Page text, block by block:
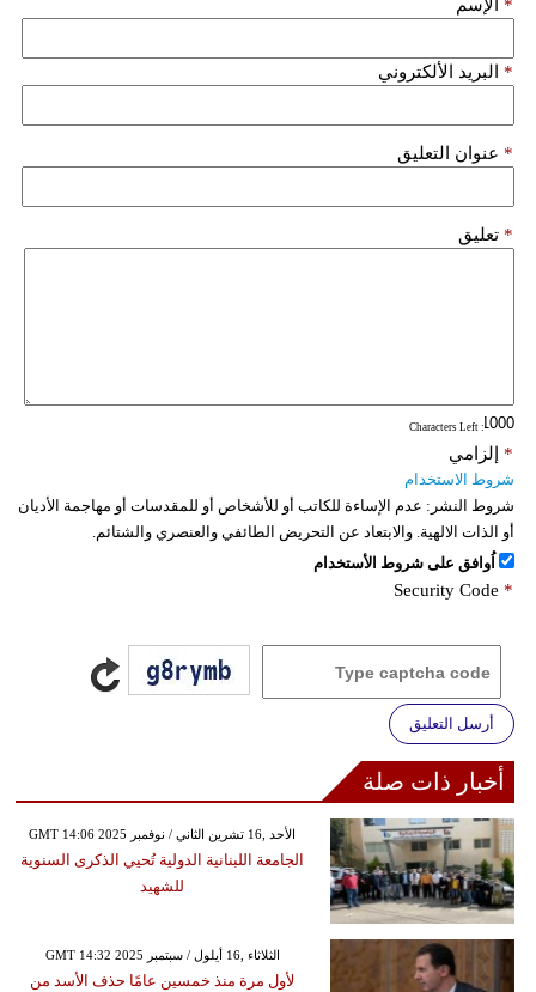
الإسم *
البريد الألكتروني *
عنوان التعليق *
تعليق *
: Characters Left
إلزامي *
شروط الاستخدام
شروط النشر: عدم الإساءة للكاتب أو للأشخاص أو للمقدسات أو مهاجمة الأديان
أو الذات الالهية. والابتعاد عن التحريض الطائفي والعنصري والشتائم.
اُوافق على شروط الأستخدام
Security Code *
أرسل التعليق
أخبار ذات صلة
GMT 14:06 2025 الأحد ,16 تشرين الثاني / نوفمبر
الجامعة اللبنانية الدولية تُحيي الذكرى السنوية
للشهيد
GMT 14:32 2025 الثلاثاء ,16 أيلول / سبتمبر
لأول مرة منذ خمسين عامًا حذف الأسد من